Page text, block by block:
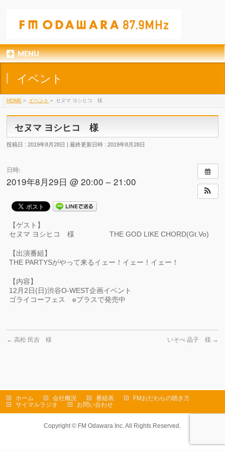
MENU
イベント
HOME » イベント » セヌマ ヨシヒコ 様
セヌマ ヨシヒコ 様
投稿日 : 2019年8月28日 最終更新日時 : 2019年8月28日
日時:
2019年8月29日 @ 20:00 – 21:00
【ゲスト】
セヌマ ヨシヒコ 様 THE GOD LIKE CHORD(Gt.Vo)
【出演番組】
THE PARTYSがやって来るイェー！イェー！イェー！
【内容】
12月2日(日)渋谷O-WEST企画イベント
ゴライコーフェス eプラスで発売中
← 高松 民吉 様 いそべ 晶子 様 →
ホーム 会社概況 番組表
FMおだわらの聴き方
サイマルラジオ
お問い合わせ
Copyright © FM Odawara Inc. All Rights Reserved.